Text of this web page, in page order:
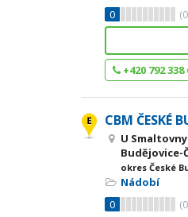
0
(0
+420 792 338
CBM ČESKÉ
U Smaltovny
Budějovice-
okres České
Nádobí
0
(0